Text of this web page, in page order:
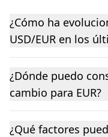
¿Cómo ha
USD/EUR en los
¿Dónde puedo
cambio para EUR?
¿Qué factores